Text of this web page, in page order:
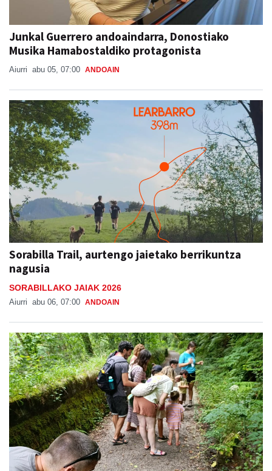
Junkal Guerrero andoaindarra, Donostiako
Musika Hamabostaldiko protagonista
Aiurri abu 05, 07:00 ANDOAIN
Sorabilla Trail, aurtengo jaietako berrikuntza
nagusia
SORABILLAKO JAIAK 2026
Aiurri abu 06, 07:00 ANDOAIN